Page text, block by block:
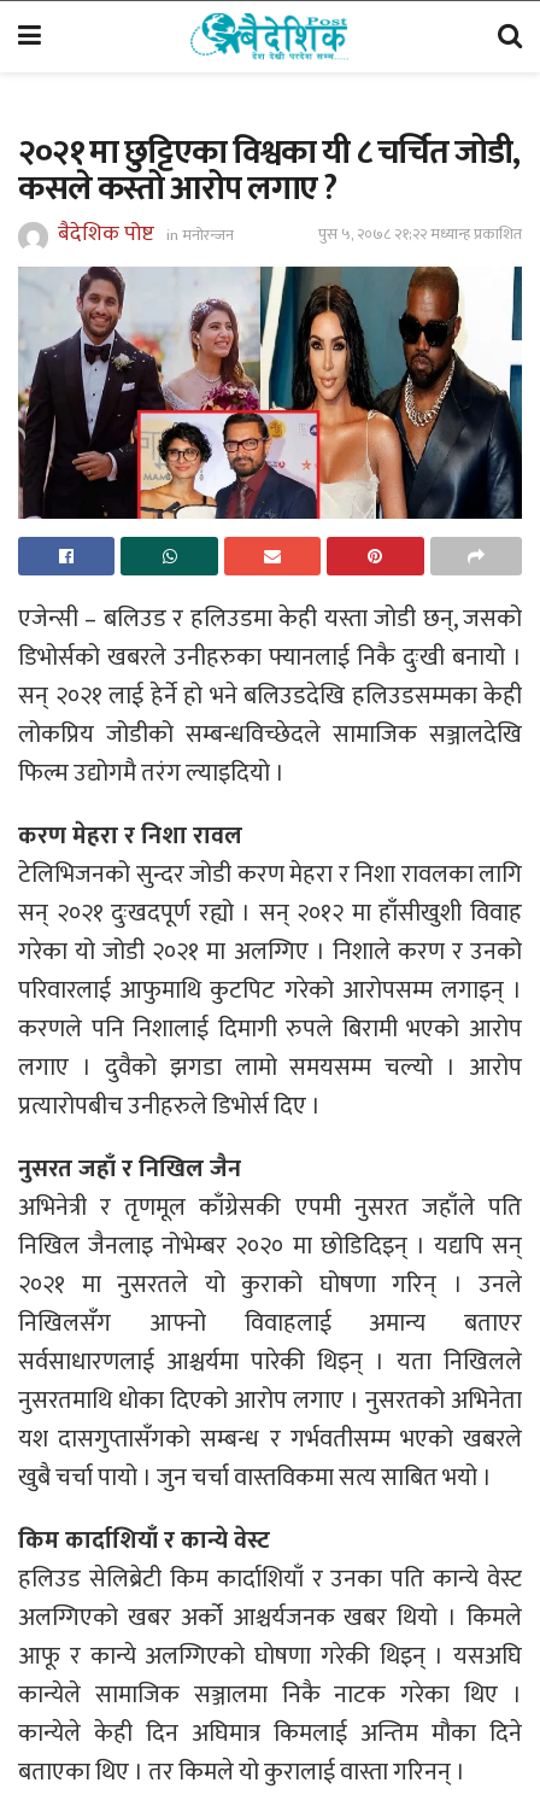
२०२१ मा छुट्टिएका विश्वका यी ८ चर्चित जोडी,
कसले कस्तो आरोप लगाए ?
बैदेशिक पोष्ट inमनोरन्जन पुस ५, २०७८ २१;२२ मध्यान्ह प्रकाशित
एजेन्सी – बलिउड र हलिउडमा केही यस्ता जोडी छन्, जसको
डिभोर्सको खबरले उनीहरुका फ्यानलाई निकै दुःखी बनायो ।
सन् २०२१ लाई हेर्ने हो भने बलिउडदेखि हलिउडसम्मका केही
लोकप्रिय जोडीको सम्बन्धविच्छेदले सामाजिक सञ्जालदेखि
फिल्म उद्योगमै तरंग ल्याइदियो ।
करण मेहरा र निशा रावल
टेलिभिजनको सुन्दर जोडी करण मेहरा र निशा रावलका लागि
सन् २०२१ दुःखदपूर्ण रह्यो । सन् २०१२ मा हाँसीखुशी विवाह
गरेका यो जोडी २०२१ मा अलग्गिए । निशाले करण र उनको
परिवारलाई आफुमाथि कुटपिट गरेको आरोपसम्म लगाइन् ।
करणले पनि निशालाई दिमागी रुपले बिरामी भएको आरोप
लगाए । दुवैको झगडा लामो समयसम्म चल्यो । आरोप
प्रत्यारोपबीच उनीहरुले डिभोर्स दिए ।
नुसरत जहाँ र निखिल जैन
अभिनेत्री र तृणमूल काँग्रेसकी एपमी नुसरत जहाँले पति
निखिल जैनलाइ नोभेम्बर २०२० मा छोडिदिइन् । यद्यपि सन्
२०२१ मा नुसरतले यो कुराको घोषणा गरिन् । उनले
निखिलसँग आफ्नो विवाहलाई अमान्य बताएर
सर्वसाधारणलाई आश्चर्यमा पारेकी थिइन् । यता निखिलले
नुसरतमाथि धोका दिएको आरोप लगाए । नुसरतको अभिनेता
यश दासगुप्तासँगको सम्बन्ध र गर्भवतीसम्म भएको खबरले
खुबै चर्चा पायो । जुन चर्चा वास्तविकमा सत्य साबित भयो ।
किम कार्दाशियाँ र कान्ये वेस्ट
हलिउड सेलिब्रेटी किम कार्दाशियाँ र उनका पति कान्ये वेस्ट
अलग्गिएको खबर अर्को आश्चर्यजनक खबर थियो । किमले
आफू र कान्ये अलग्गिएको घोषणा गरेकी थिइन् । यसअघि
कान्येले सामाजिक सञ्जालमा निकै नाटक गरेका थिए ।
कान्येले केही दिन अघिमात्र किमलाई अन्तिम मौका दिने
बताएका थिए । तर किमले यो कुरालाई वास्ता गरिनन् ।